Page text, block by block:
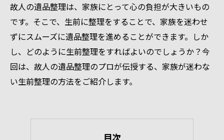
故人の遺品整理は、家族にとって心の負担が大きいもの
です。そこで、生前に整理をすることで、家族を迷わせ
ずにスムーズに遺品整理を進めることができます。しか
し、どのように生前整理をすればよいのでしょうか？今
回は、故人の遺品整理のプロが伝授する、家族が迷わな
い生前整理の方法をご紹介します。
目次